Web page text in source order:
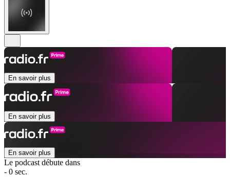
En savoir plus
En savoir plus
En savoir plus
Le podcast débute dans
- 0 sec.